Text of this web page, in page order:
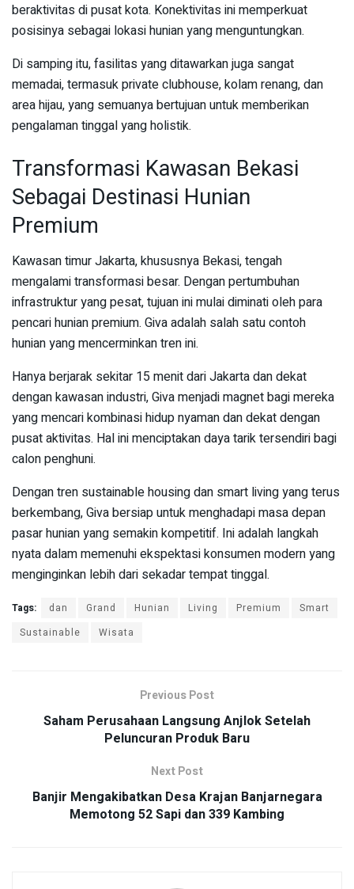
beraktivitas di pusat kota. Konektivitas ini memperkuat
posisinya sebagai lokasi hunian yang menguntungkan.
Di samping itu, fasilitas yang ditawarkan juga sangat
memadai, termasuk private clubhouse, kolam renang, dan
area hijau, yang semuanya bertujuan untuk memberikan
pengalaman tinggal yang holistik.
Transformasi Kawasan Bekasi
Sebagai Destinasi Hunian
Premium
Kawasan timur Jakarta, khususnya Bekasi, tengah
mengalami transformasi besar. Dengan pertumbuhan
infrastruktur yang pesat, tujuan ini mulai diminati oleh para
pencari hunian premium. Giva adalah salah satu contoh
hunian yang mencerminkan tren ini.
Hanya berjarak sekitar 15 menit dari Jakarta dan dekat
dengan kawasan industri, Giva menjadi magnet bagi mereka
yang mencari kombinasi hidup nyaman dan dekat dengan
pusat aktivitas. Hal ini menciptakan daya tarik tersendiri bagi
calon penghuni.
Dengan tren sustainable housing dan smart living yang terus
berkembang, Giva bersiap untuk menghadapi masa depan
pasar hunian yang semakin kompetitif. Ini adalah langkah
nyata dalam memenuhi ekspektasi konsumen modern yang
menginginkan lebih dari sekadar tempat tinggal.
Tags: dan Grand Hunian Living Premium
Smart
Sustainable
Wisata
Previous Post
Saham Perusahaan Langsung Anjlok Setelah
Peluncuran Produk Baru
Next Post
Banjir Mengakibatkan Desa Krajan Banjarnegara
Memotong 52 Sapi dan 339 Kambing